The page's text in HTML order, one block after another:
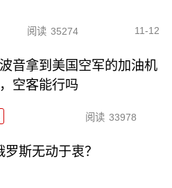
阅读 35274 11-12
音拿到美国空军的加油机
空客能行吗
阅读 33978
斯无动于衷？